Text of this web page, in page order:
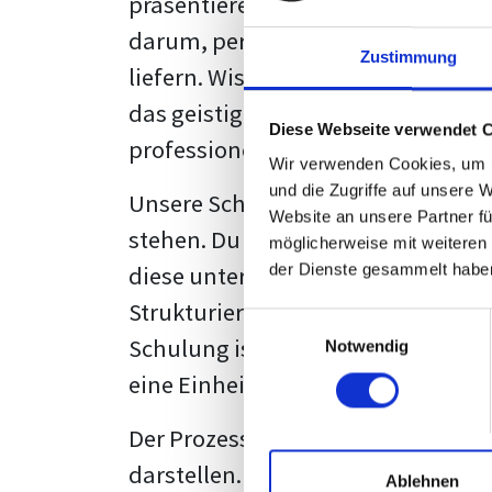
Zustimmung
Diese Webseite verwendet
Wir verwenden Cookies,
und die Zugriffe auf unsere
Website an unsere Partner
möglicherweise mit
der Dienste gesammelt
Notwendig
Ablehnen
darum, persönliche Meinungen
liefern. Wissenschaftliche Texte,
das geistige Eigentum des
professionell zu kommunizieren.
Unsere Schulung wurde mit Blick
stehen. Du wirst nicht nur
diese unter Zuhilfenahme von
Strukturierung ist ebenso
Schulung ist so konzipiert, dass
eine Einheitslösung zu bieten.
Der Prozess des
darstellen. Jedoch, ausgestattet